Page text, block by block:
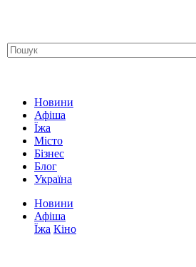
Новини
Афіша
Їжа
Місто
Бізнес
Блог
Україна
Новини
Афіша
Їжа Кіно